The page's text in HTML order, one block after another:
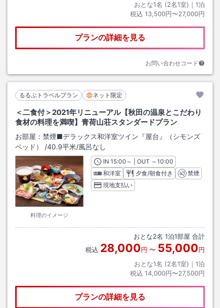
おとな1名 (2名1室)｜ 1泊
税込 13,500円〜27,000円
プランの詳細を見る
お問い合わせコード
るるぶトラベルプラン ネット限定
＜二食付＞2021年リニューアル【秋田の温泉とこだわり
食材の料理を満喫】青荷山荘スタンダードプラン
お部屋： 禁煙■デラックス和洋室ツイン『屋台』（シモンズ
ベッド）
/40.9平米/風呂なし
料理のイメージ
INチェックイン
15:00 ～ | OUT チェックアウト
～10:00
和洋室
夕食/朝食付き
禁煙
現地支払い
おとな2名 1泊1部屋 合計
税込 28,000円 〜 55,000円
おとな1名 (2名1室)｜ 1泊
税込 14,000円〜27,500円
プランの詳細を見る